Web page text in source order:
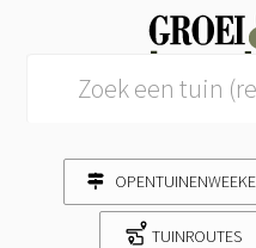
TUINROUTES